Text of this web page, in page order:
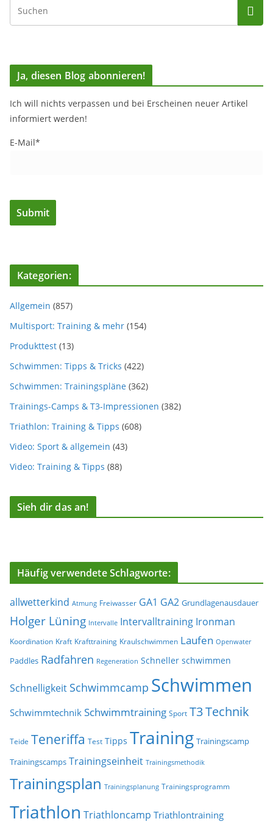
Ja, diesen Blog abonnieren!
Ich will nichts verpassen und bei Erscheinen neuer Artikel
informiert werden!
E-Mail*
Kategorien:
Allgemein (857)
Multisport: Training & mehr (154)
Produkttest (13)
Schwimmen: Tipps & Tricks (422)
Schwimmen: Trainingspläne (362)
Trainings-Camps & T3-Impressionen (382)
Triathlon: Training & Tipps (608)
Video: Sport & allgemein (43)
Video: Training & Tipps (88)
Sieh dir das an!
Häufig verwendete Schlagworte:
allwetterkind Atmung Freiwasser GA1 GA2 Grundlagenausdauer
Holger Lüning Intervalle Intervalltraining Ironman
Koordination Kraft Krafttraining Kraulschwimmen Laufen Openwater
Paddles Radfahren Regeneration Schneller schwimmen
Schnelligkeit Schwimmcamp Schwimmen
Schwimmtechnik Schwimmtraining Sport T3Technik
Teide Teneriffa Test Tipps Training Trainingscamp
Trainingscamps Trainingseinheit Trainingsmethodik
Trainingsplan Trainingsplanung Trainingsprogramm
Triathlon Triathloncamp Triathlontraining